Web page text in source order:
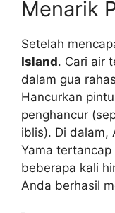
Menarik
Setelah
Island. Cari air
dalam gua
Hancurkan
penghancur
iblis). Di dalam,
Yama
beberapa kali
Anda berhasil